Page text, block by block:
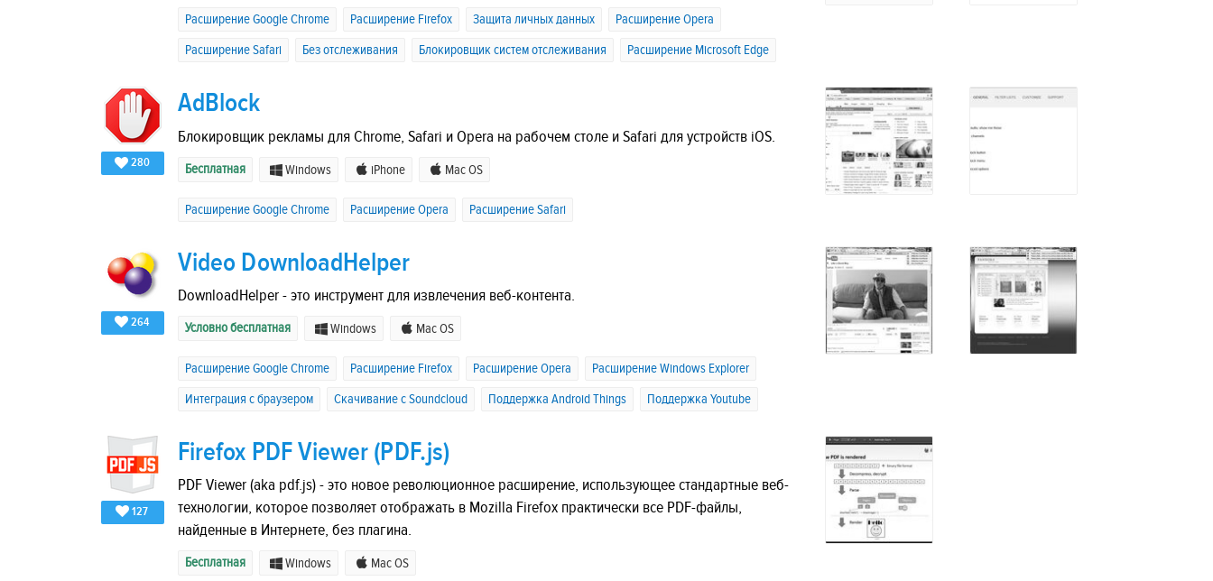
Расширение Google Chrome Расширение Firefox Защита личных данных
Расширение Opera
Расширение Safari
Без отслеживания Блокировщик систем отслеживания Расширение Microsoft Edge
280
AdBlock
Блокировщик рекламы для Chrome, Safari и Opera на рабочем столе и Safari для устройств iOS.
Бесплатная Windows iPhone Mac OS
Расширение Google Chrome Расширение Opera Расширение Safari
264
Video DownloadHelper
DownloadHelper - это инструмент для извлечения веб-контента.
Условно бесплатная Windows Mac OS
Расширение Google Chrome Расширение Firefox Расширение Opera
Расширение Windows Explorer
Интеграция с браузером
Скачивание с Soundcloud Поддержка Android Things Поддержка Youtube
127
Firefox PDF Viewer (PDF.js)
PDF Viewer (aka pdf.js) - это новое революционное расширение, использующее стандартные веб-
технологии, которое позволяет отображать в Mozilla Firefox практически все PDF-файлы,
найденные в Интернете, без плагина.
Бесплатная Windows Mac OS